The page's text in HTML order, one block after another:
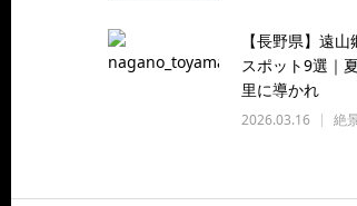
【長野県】遠
スポット9選｜
里に導かれ
2026.03.16 絶